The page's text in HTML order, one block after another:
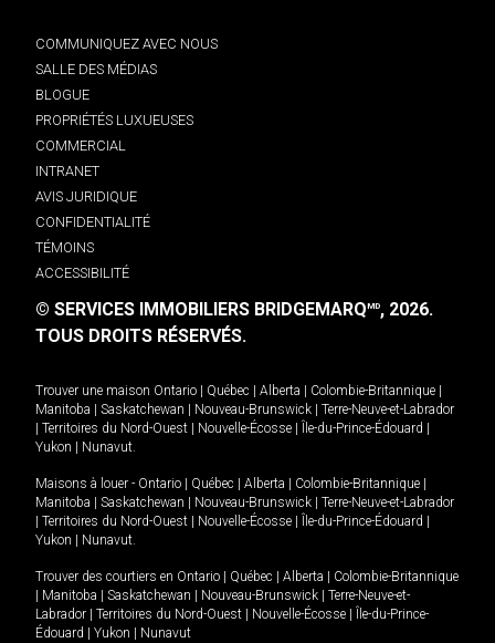
COMMUNIQUEZ AVEC NOUS
SALLE DES MÉDIAS
BLOGUE
PROPRIÉTÉS LUXUEUSES
COMMERCIAL
INTRANET
AVIS JURIDIQUE
CONFIDENTIALITÉ
TÉMOINS
ACCESSIBILITÉ
© SERVICES IMMOBILIERS BRIDGEMARQMD, 2026.
TOUS DROITS RÉSERVÉS.
Trouver une maison Ontario Québec Alberta Colombie-Britannique
Manitoba
Saskatchewan Nouveau-Brunswick
Terre-Neuve-et-Labrador
Territoires du Nord-Ouest Nouvelle-Écosse Île-du-Prince-Édouard
Yukon
Nunavut.
Maisons à louer - Ontario Québec Alberta Colombie-Britannique
Manitoba
Saskatchewan Nouveau-Brunswick
Terre-Neuve-et-Labrador
Territoires du Nord-Ouest Nouvelle-Écosse Île-du-Prince-Édouard
Yukon
Nunavut.
Trouver des courtiers en Ontario Québec Alberta
Colombie-Britannique
Manitoba Saskatchewan Nouveau-Brunswick
Terre-Neuve-et-
Labrador
Territoires du Nord-Ouest Nouvelle-Écosse
Île-du-Prince-
Édouard
Yukon Nunavut